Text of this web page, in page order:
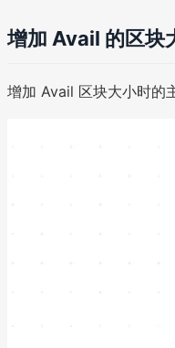
增加 Avail 的区块
增加 Avail 区块大小时的